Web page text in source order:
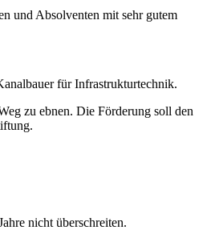
und Absolventen mit sehr gutem
für Infrastrukturtechnik.
zu ebnen. Die Förderung soll den
nicht überschreiten.